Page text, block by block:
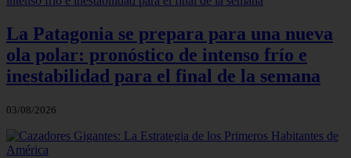
La Patagonia se prepara para una nueva
ola polar: pronóstico de intenso frío e
inestabilidad para el final de la semana
03/08/2026